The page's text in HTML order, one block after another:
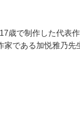
歳で制作した代表作
家である加悦雅乃先